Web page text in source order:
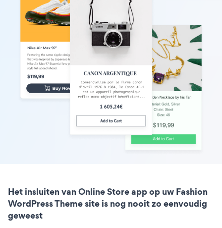
Het insluiten van Online Store app op uw Fashion
WordPress Theme site is nog nooit zo eenvoudig
geweest